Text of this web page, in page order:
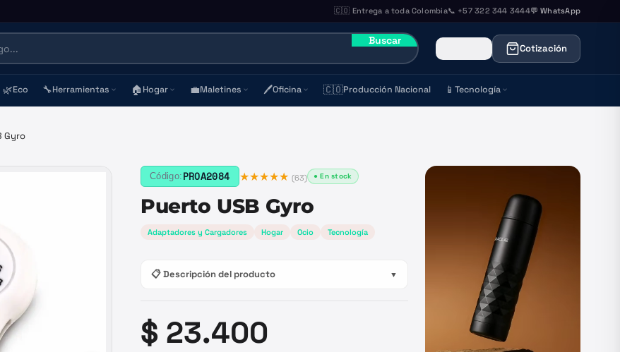
🇨🇴 Entrega a toda Colombia📞 +57 322 344 3444💬 WhatsApp
Buscar
Cotización
🌿Eco 🔧Herramientas 🏠Hogar 💼Maletines 🖊️Oficina 🇨🇴Producción Nacional 📱 Tecnología
Gyro
Código: PROA2084 ★★★★★ (63) ● En stock
Puerto USB Gyro
Adaptadores y Cargadores Hogar Ocio Tecnología
📋 Descripción del producto ▼
$ 23.400